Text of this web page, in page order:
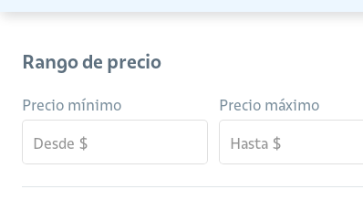
Rango de precio
Precio mínimo Precio máximo